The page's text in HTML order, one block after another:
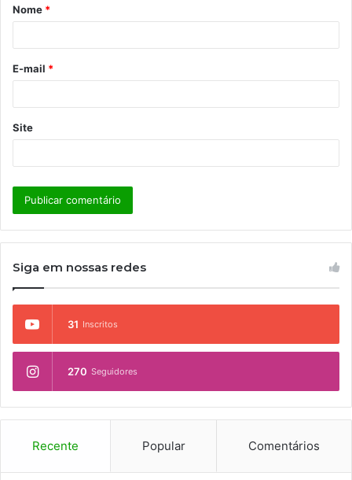
r
*
Nome *
E-mail *
Site
Siga em nossas redes
31 Inscritos
270 Seguidores
Recente Popular Comentários